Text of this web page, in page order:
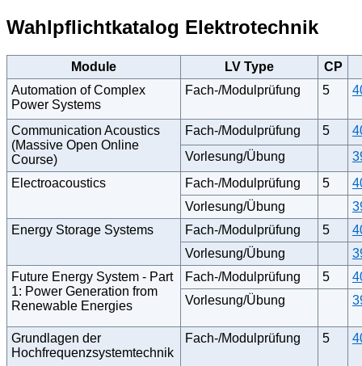
Wahlpflichtkatalog Elektrotechnik
Module LV Type
CP
Automation of Complex
Power Systems
Fach-/Modulprüfung 5
Communication Acoustics
(Massive Open Online
Course)
Fach-/Modulprüfung 5
Vorlesung/Übung
Electroacoustics
Fach-/Modulprüfung 5
Vorlesung/Übung
Energy Storage Systems
Fach-/Modulprüfung 5
Vorlesung/Übung
Future Energy System - Part
1: Power Generation from
Renewable Energies
Fach-/Modulprüfung 5
Vorlesung/Übung
Grundlagen der
Hochfrequenzsystemtechnik
Fach-/Modulprüfung 5